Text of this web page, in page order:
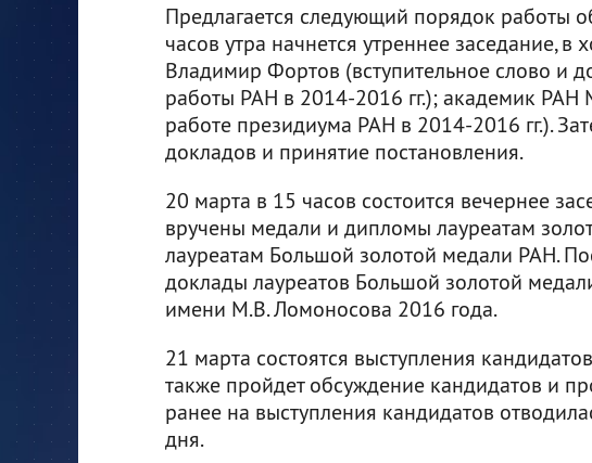
Предлагается следующий порядок работы
часов утра начнется утреннее заседание, в
Владимир Фортов (вступительное слово и
работы РАН в 2014-2016 гг.); академик РАН
работе президиума РАН в 2014-2016 гг.).
докладов и принятие постановления.
20 марта в 15 часов состоится вечернее
вручены медали и дипломы лауреатам
лауреатам Большой золотой медали РАН.
доклады лауреатов Большой золотой
имени М.В. Ломоносова 2016 года.
21 марта состоятся выступления
также пройдет обсуждение кандидатов и
ранее на выступления кандидатов
дня.